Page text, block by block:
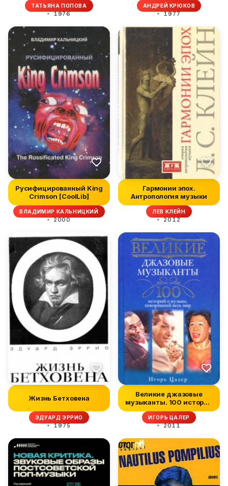
ТАТЬЯНА ПОПОВА
1976
АНДРЕЙ КРЮКОВ
1977
Русифицированный King
Crimson [CoolLib]
ВЛАДИМИР КАЛЬНИЦКИЙ
2000
Гармонии эпох.
Антропология музыки
ЛЕВ КЛЕЙН
2012
Жизнь Бетховена
ЭДУАРД ЭРРИО
1975
Великие джазовые
музыканты. 100 историй
о музыке,...
ИГОРЬ ЦАЛЕР
2011